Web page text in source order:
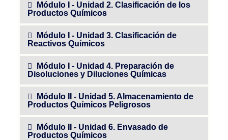
Módulo I - Unidad 2. Clasificación de los
Productos Químicos
Módulo I - Unidad 3. Clasificación de
Reactivos Químicos
Módulo I - Unidad 4. Preparación de
Disoluciones y Diluciones Químicas
Módulo II - Unidad 5. Almacenamiento de
Productos Químicos Peligrosos
Módulo II - Unidad 6. Envasado de
Productos Químicos